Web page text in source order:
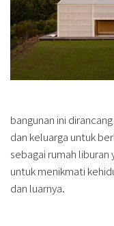
bangunan ini
dan keluarga untuk
sebagai rumah liburan
untuk menikmati
dan luarnya.